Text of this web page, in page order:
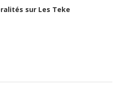
sur Les Teke